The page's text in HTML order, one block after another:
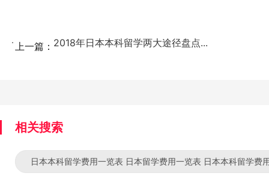
上一篇： 2018年日本本科留学两大途径盘点...
相关搜索
日本本科留学费用一览表 日本留学费用一览表 日本本科留学费